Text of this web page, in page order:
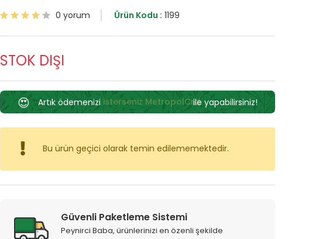
0 yorum Ürün Kodu : 1199
STOK DIŞI
😍 Artık ödemenizi isterseniz MetropolCrdile yapabilirsiniz!
Bu ürün geçici olarak temin edilememektedir.
Güvenli Paketleme Sistemi
Peynirci Baba, ürünlerinizi en özenli şekilde